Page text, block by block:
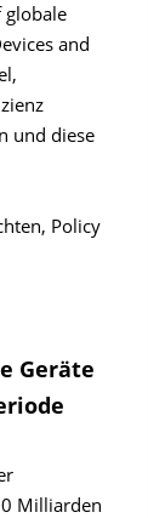
globale
and
und diese
Policy
Geräte
Milliarden